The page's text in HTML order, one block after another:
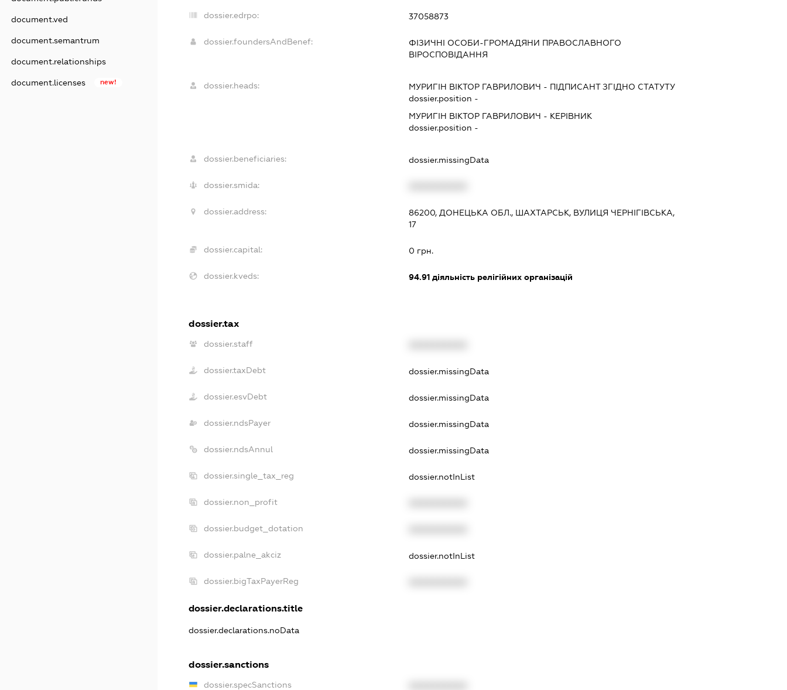
document.ved
document.semantrum
document.relationships
document.licenses new!
dossier.edrpo: 37058873
dossier.foundersAndBenef:
ФІЗИЧНІ ОСОБИ-ГРОМАДЯНИ ПРАВОСЛАВНОГО
ВІРОСПОВІДАННЯ
dossier.heads: МУРИГІН ВІКТОР ГАВРИЛОВИЧ - ПІДПИСАНТЗГІДНО СТАТУТУ
dossier.position -
МУРИГІН ВІКТОР ГАВРИЛОВИЧ - КЕРІВНИК
dossier.position -
dossier.beneficiaries: dossier.missingData
dossier.smida:
dossier.address:
86200, ДОНЕЦЬКА ОБЛ., ШАХТАРСЬК, ВУЛИЦЯ ЧЕРНІГІВСЬКА,
17
dossier.capital: 0 грн.
dossier.kveds: 94.91діяльність релігійних організацій
dossier.tax
dossier.staff
dossier.taxDebt dossier.missingData
dossier.esvDebt dossier.missingData
dossier.ndsPayer dossier.missingData
dossier.ndsAnnul dossier.missingData
dossier.single_tax_reg dossier.notInList
dossier.non_profit
dossier.budget_dotation
dossier.palne_akciz dossier.notInList
dossier.bigTaxPayerReg
dossier.declarations.title
dossier.declarations.noData
dossier.sanctions
dossier.specSanctions